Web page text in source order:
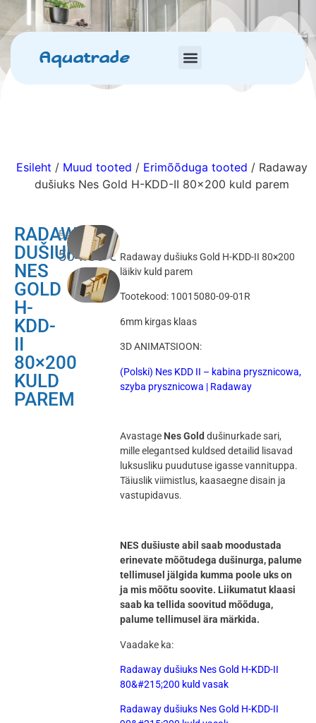
Aquatrade
Esileht / Muud tooted / Erimõõduga tooted / Radaway
dušiuks Nes Gold H-KDD-II 80×200 kuld parem
RADAWAY
DUŠIUKS
NES
GOLD
H-
KDD-
II
80×200
KULD
PAREM
560.00€
504.00€ Radaway dušiuks Gold H-KDD-II 80×200
läikiv kuld parem
Tootekood: 10015080-09-01R
6mm kirgas klaas
3D ANIMATSIOON:
(Polski) Nes KDD II – kabina prysznicowa,
szyba prysznicowa | Radaway
AvastageNes Gold dušinurkade sari,
mille elegantsed kuldsed detailid lisavad
luksusliku puudutuse igasse vannituppa.
Täiuslik viimistlus, kaasaegne disain ja
vastupidavus.
NES dušiuste abil saab moodustada
erinevate mõõtudega dušinurga, palume
tellimusel jälgida kumma poole uks on
ja mis mõõtu soovite. Liikumatut klaasi
saab ka tellida soovitud mõõduga,
palume tellimusel ära märkida.
Vaadake ka:
Radaway dušiuks Nes Gold H-KDD-II
80&#215;200 kuld vasak
Radaway dušiuks Nes Gold H-KDD-II